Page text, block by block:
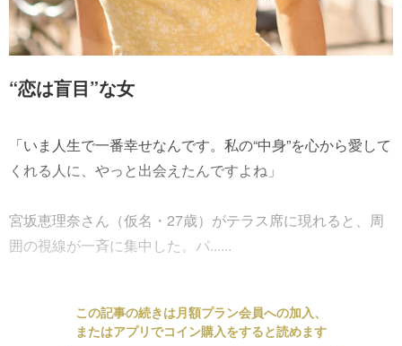
“恋は盲目”な女
「いま人生で一番幸せなんです。私の“中身”を心から愛して
くれる人に、やっと出会えたんですよね」
宮坂恵理奈さん（仮名・27歳）がテラス席に現れると、周
囲の視線が一斉に集中した。パ......
この記事の続きは月額プラン会員への加入、
またはアプリでコイン購入をすると読めます